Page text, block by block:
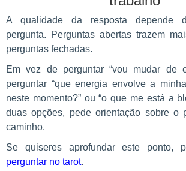
A qualidade da resposta depende
pergunta. Perguntas abertas trazem
perguntas fechadas.
Em vez de perguntar “vou mudar de
perguntar “que energia envolve a
neste momento?” ou “o que me está a
duas opções, pede orientação sobre o
caminho.
Se quiseres aprofundar este ponto,
perguntar no tarot.